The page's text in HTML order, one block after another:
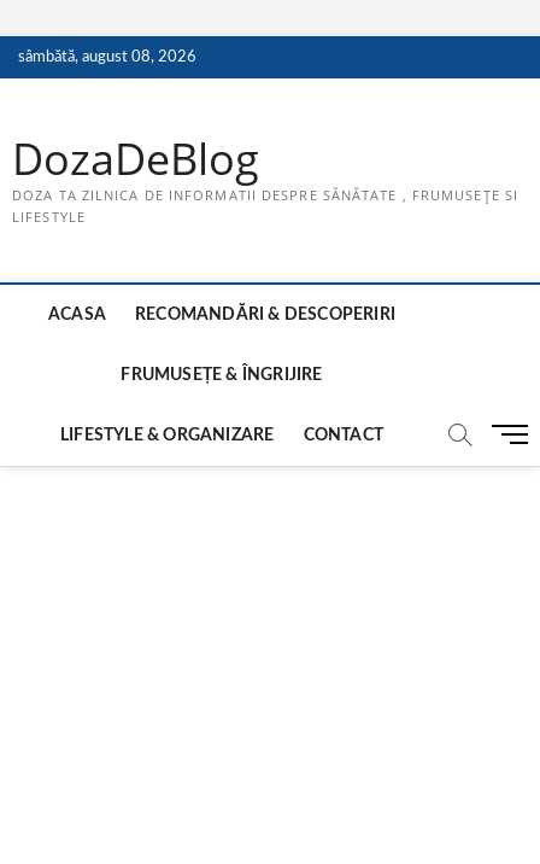
Skip
to
sâmbătă, august 08, 2026
DozaDeBlog
DOZA TA ZILNICA DE INFORMATII DESPRE SĂNĂTATE , FRUMUSEȚE SI
LIFESTYLE
ACASA RECOMANDĂRI & DESCOPERIRI
FRUMUSEȚE & ÎNGRIJIRE
LIFESTYLE & ORGANIZARE CONTACT
M